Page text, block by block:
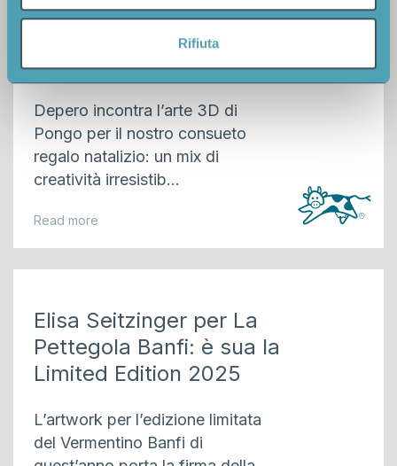
analizzare il nostro traffico. Condividiamo inoltre
informazioni sul modo in cui utilizza il nostro sito con i
nostri partner che si occupano di analisi dei dati web,
pubblicità e social media, i quali potrebbero combinarle
con altre informazioni che ha fornito loro o che hanno
raccolto dal suo utilizzo dei loro servizi.
Rifiuta
Pongo firma la nuova
stampa artistica di
Natale di Publifarm
Depero incontra l’arte 3D di
Pongo per il nostro consueto
regalo natalizio: un mix di
creatività irresistib...
Read more
Elisa Seitzinger per La
Pettegola Banfi: è sua la
Limited Edition 2025
L’artwork per l’edizione limitata
del Vermentino Banfi di